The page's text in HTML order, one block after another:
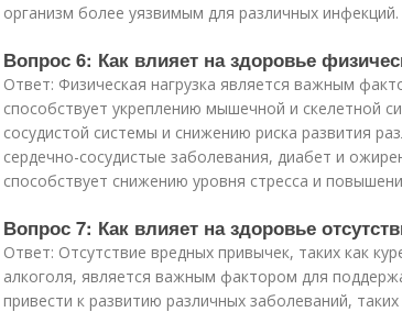
организм более уязвимым для различных инфекций.
Вопрос 6: Как влияет на здоровье
Ответ: Физическая нагрузка является важным
способствует укреплению мышечной и скелетной
сосудистой системы и снижению риска развития
сердечно-сосудистые заболевания, диабет и
способствует снижению уровня стресса и
Вопрос 7: Как влияет на здоровье
Ответ: Отсутствие вредных привычек, таких как
алкоголя, является важным фактором для
привести к развитию различных заболеваний,